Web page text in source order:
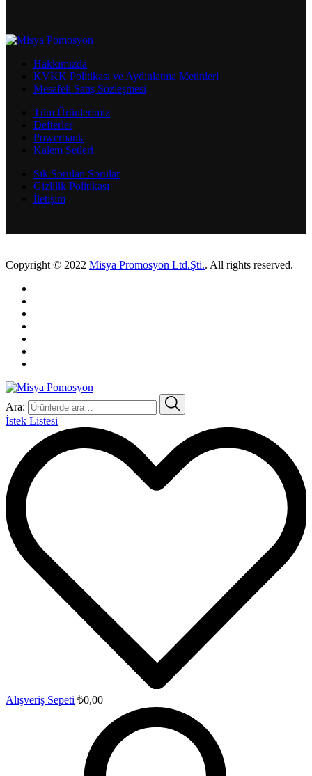
Hakkımızda
KVKK Politikası ve Aydınlatma Metinleri
Mesafeli Satış Sözleşmesi
Tüm Ürünlerimiz
Defterler
Powerbank
Kalem Setleri
Sık Sorulan Sorular
Gizlilik Politikası
İletişim
Copyright © 2022 Misya Promosyon Ltd.Şti.. All rights reserved.
Ara:
İstek Listesi
Alışveriş Sepeti ₺0,00